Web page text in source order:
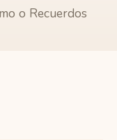
o Recuerdos